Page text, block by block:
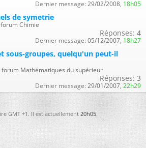
Dernier message: 29/02/2008, 18h05
de symetrie
Chimie
Réponses: 4
Dernier message: 05/12/2007, 18h27
sous-groupes, quelqu'un peut-il
forum Mathématiques du supérieur
Réponses: 3
Dernier message: 29/01/2007, 22h29
GMT +1. Il est actuellement20h05.